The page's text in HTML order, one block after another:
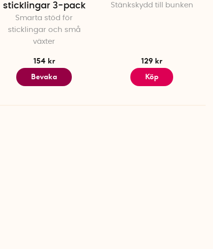
sticklingar 3-pack
Smarta stöd för
sticklingar och små
växter
154 kr
Bevaka
Stänkskydd till bunken
129 kr
Köp